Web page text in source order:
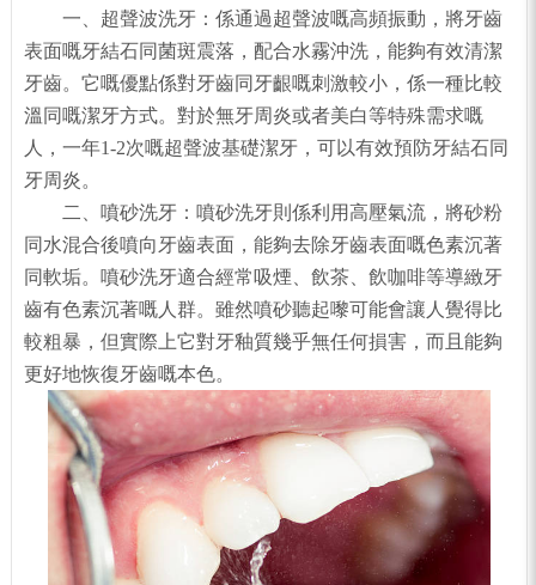
一、超聲波洗牙：係通過超聲波嘅高頻振動，將牙齒
表面嘅牙結石同菌斑震落，配合水霧沖洗，能夠有效清潔
牙齒。它嘅優點係對牙齒同牙齦嘅刺激較小，係一種比較
溫同嘅潔牙方式。對於無牙周炎或者美白等特殊需求嘅
人，一年1-2次嘅超聲波基礎潔牙，可以有效預防牙結石同
牙周炎。
二、噴砂洗牙：噴砂洗牙則係利用高壓氣流，將砂粉
同水混合後噴向牙齒表面，能夠去除牙齒表面嘅色素沉著
同軟垢。噴砂洗牙適合經常吸煙、飲茶、飲咖啡等導緻牙
齒有色素沉著嘅人群。雖然噴砂聽起嚟可能會讓人覺得比
較粗暴，但實際上它對牙釉質幾乎無任何損害，而且能夠
更好地恢復牙齒嘅本色。